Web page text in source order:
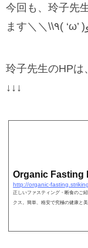
今回も、玲子先
玲子先生のHPは
↓↓↓
Organic Fasting
http://organic-
正しいファスティング・断食のご
クス。簡単、格安で究極の健康と